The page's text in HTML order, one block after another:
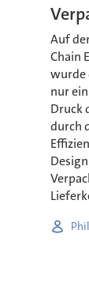
Auf
Chain
wurde
nur
Druck
durch